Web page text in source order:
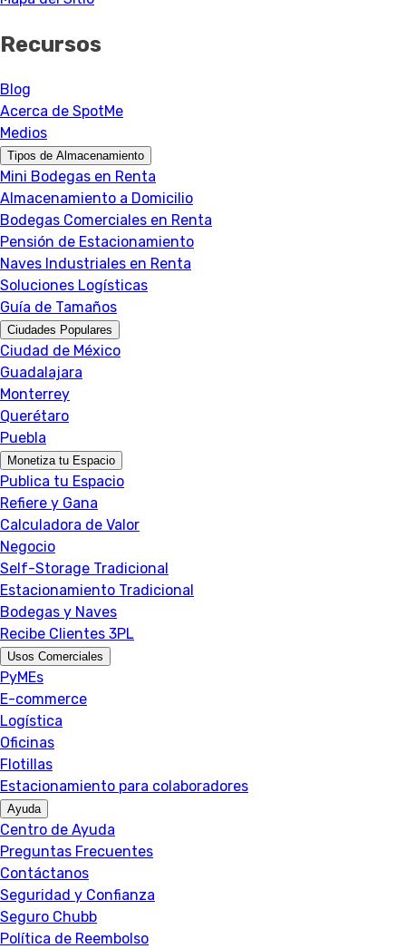
Recursos
Blog
Acerca de SpotMe
Medios
Tipos de Almacenamiento
Mini Bodegas en Renta
Almacenamiento a Domicilio
Bodegas Comerciales en Renta
Pensión de Estacionamiento
Naves Industriales en Renta
Soluciones Logísticas
Guía de Tamaños
Ciudades Populares
Ciudad de México
Guadalajara
Monterrey
Querétaro
Puebla
Monetiza tu Espacio
Publica tu Espacio
Refiere y Gana
Calculadora de Valor
Negocio
Self-Storage Tradicional
Estacionamiento Tradicional
Bodegas y Naves
Recibe Clientes 3PL
Usos Comerciales
PyMEs
E-commerce
Logística
Oficinas
Flotillas
Estacionamiento para colaboradores
Ayuda
Centro de Ayuda
Preguntas Frecuentes
Contáctanos
Seguridad y Confianza
Seguro Chubb
Política de Reembolso